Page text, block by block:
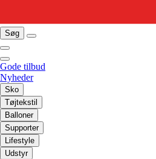
Søg
Gode tilbud
Nyheder
Sko
Tøjtekstil
Balloner
Supporter
Lifestyle
Udstyr